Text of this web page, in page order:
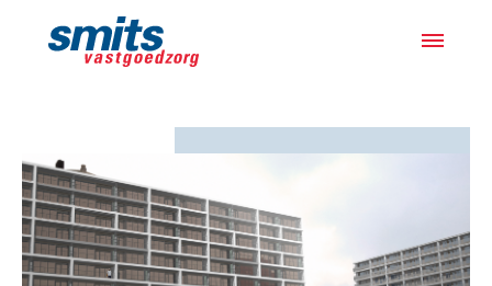
Projecten
Samen met bewoners